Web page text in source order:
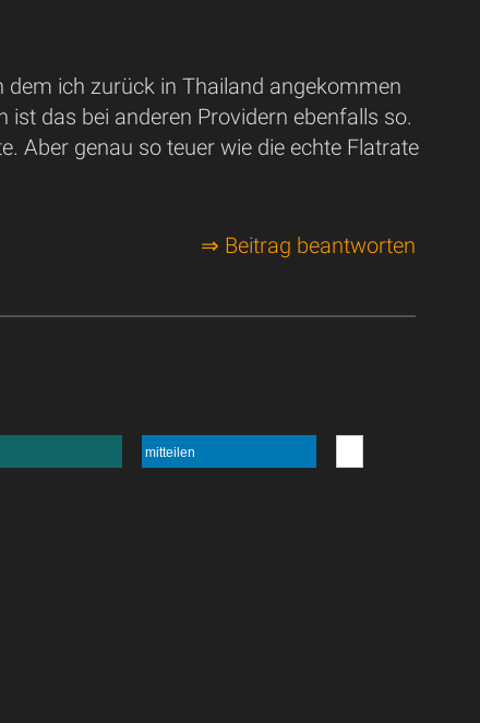
ich zurück in Thailand angekommen
das bei anderen Providern ebenfalls so.
Aber genau so teuer wie die echte Flatrate
⇒ Beitrag beantworten
mitteilen